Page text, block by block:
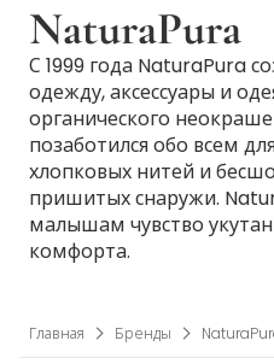
NaturaPura
С 1999 года NaturaPura
одежду, аксессуары и
органического
позаботился обо всем
хлопковых нитей и
пришитых снаружи.
малышам чувство
комфорта.
Главная Бренды